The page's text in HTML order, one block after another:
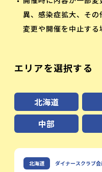
異、感染症拡大、そ
変更や開催を中止する
エリアを選択する
北海道
中部
北海道 ダイナースクラブ